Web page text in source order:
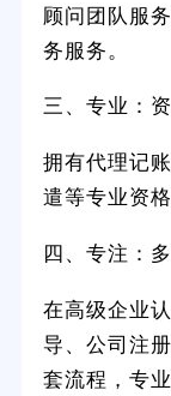
顾问团队服
务服务。
三、专业：
拥有代理记
遣等专业资
四、专注：
在高级企业
导、公司注
套流程，专